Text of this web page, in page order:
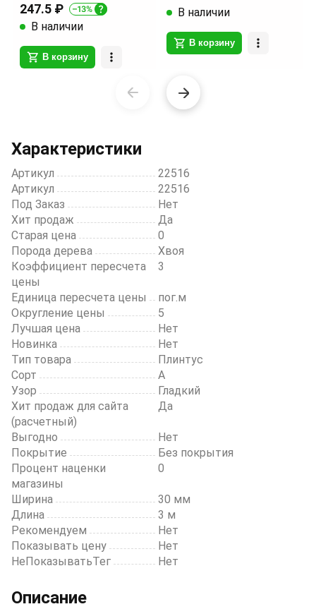
247.5 ₽
В наличии
В корзину
В наличии
В корзину
20
Характеристики
Артикул
22516
Артикул
22516
Под Заказ
Нет
Хит продаж
Да
Старая цена
0
Порода дерева
Хвоя
Коэффициент пересчета
цены
3
Единица пересчета цены
пог.м
Округление цены
5
Лучшая цена
Нет
Новинка
Нет
Тип товара
Плинтус
Сорт
А
Узор
Гладкий
Хит продаж для сайта
(расчетный)
Да
Выгодно
Нет
Покрытие
Без покрытия
Процент наценки
магазины
0
Ширина
30 мм
Длина
3 м
Рекомендуем
Нет
Показывать цену
Нет
НеПоказыватьТег
Нет
Описание